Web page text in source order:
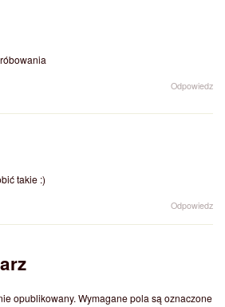
Odpowiedz
takie :)
Odpowiedz
opublikowany.Wymagane pola są oznaczone